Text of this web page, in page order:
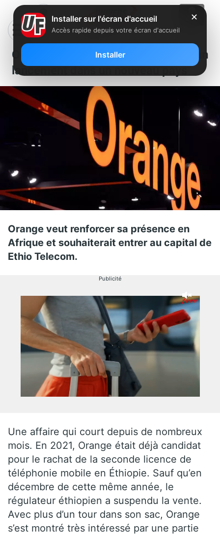
Orange toujours intéressé par un
lancement dans un nouveau pays
Orange veut renforcer sa présence en
Afrique et souhaiterait entrer au capital de
Ethio Telecom.
Publicité
Une affaire qui court depuis de nombreux
mois. En 2021, Orange était déjà candidat
pour le rachat de la seconde licence de
téléphonie mobile en Éthiopie. Sauf qu’en
décembre de cette même année, le
régulateur éthiopien a suspendu la vente.
Avec plus d’un tour dans son sac, Orange
s’est montré très intéressé par une partie
✕
Installer sur l'écran d'accueil
Accès rapide depuis votre écran d'accueil
Installer